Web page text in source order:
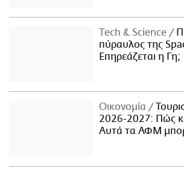
Τech & Science
πύραυλος της
Επηρεάζεται η Γη;
Οικονομία
2026-2027: Πώς
Αυτά τα ΑΦΜ